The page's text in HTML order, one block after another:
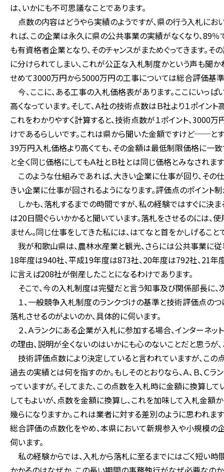
は、いかにも不可思議なことであります。
点数の内容はどうやら実績のようですが、県の行う入札に
れば、この企業は永久に県の公共事業の実績がなくなり、89
も有資格者企業となり、そのチャンスがまためぐってきます。
に分けられてしまい、これが公正な入札制度かという声も聞か
せめて3000万円から5000万円の工事については総合評価基
今、ここに、ある工事の入札価格表があります。ここにいっ
高くなっています。そして、Ａ社の技術点数はＢ社より１ポイン
これをわかりやすく計算すると、技術点数が１ポイント、
けであるらしいです。これは県から聞いた金額ですけど──
39万円入札価格より高くても、その金額は最低制限価格に一
と全く同じ価格にしてもＡ社とＢ社とは同じ価格とみなされます
このような仕組みであれば、大きい企業に仕事が回り、その
きい企業に仕事が回されるようになります。評価点のポイント
しかも、落札するまでの時間ですが、私の経験ではすぐに決
は20日間ぐらいかかると聞いています。落札をさせるのには
ません。同じ仕事をしてきた私には、はてなと首をかしげること
我が和歌山県は、農林水産業と観光、さらには公共事業に
18年度は940社、平成19年度は873社、20年度は792社、21
に言えば208社が倒産したことになるわけであります。
そこで、今の入札制度は完璧だと言う知事及び関係部長に、
１、一般競争入札制度のランクづけの基準と技術評価点の
落札させるのがよいのか、具体的に伺います。
２、Ａランクにある企業が入札に参加する場合、インターネ
の理由、説明が全くないのはいかにも心のないことだと思うが、
技術評価点数により決定していると言われていますが、この
過去の実績とは何を指すのか。もしそのとおりなら、Ａ、Ｂ、Ｃ
っていますが。そしてまた、この点数を入札時に金額に換算し
してもよいが、点数を金額に換算し、これを加味して入札金額
幾らになりますか。これは業者に対する差別のように思われま
総合評価の点数化をやめ、本県において新規参入や小規模の
伺います。
私の経験からでは、入札から落札に至るまでにはごく短い時